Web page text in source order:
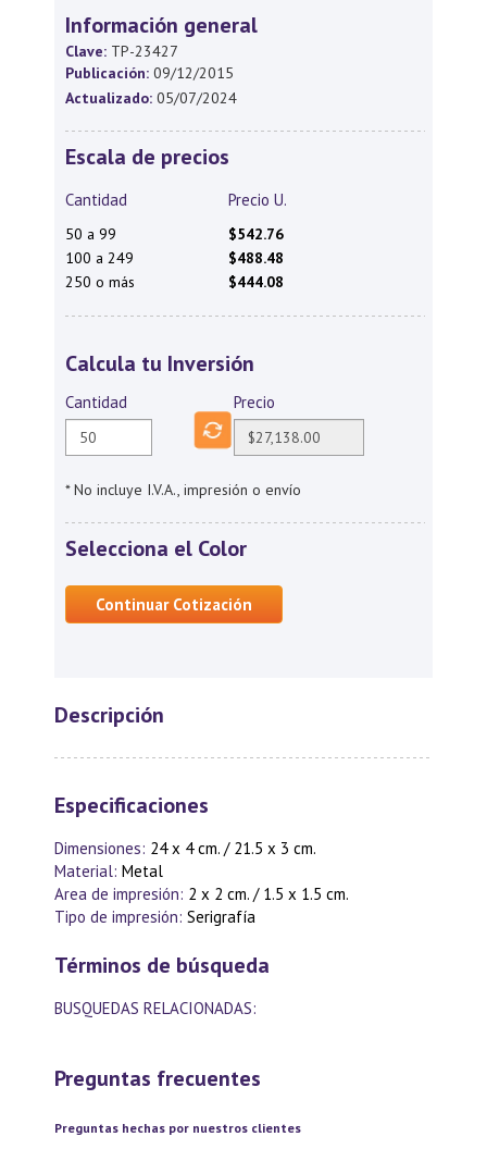
Información general
Clave: TP-23427
Publicación: 09/12/2015
Actualizado: 05/07/2024
Escala de precios
Cantidad Precio U.
50 a 99
$542.76
100 a 249
$488.48
250 o más
$444.08
Calcula tu Inversión
Cantidad Precio
* No incluye I.V.A., impresión o envío
Selecciona el Color
Continuar Cotización
Descripción
Especificaciones
Dimensiones: 24 x 4 cm. / 21.5 x 3 cm.
Material: Metal
Area de impresión: 2 x 2 cm. / 1.5 x 1.5 cm.
Tipo de impresión: Serigrafía
Términos de búsqueda
BUSQUEDAS RELACIONADAS:
Preguntas frecuentes
Preguntas hechas por nuestros clientes